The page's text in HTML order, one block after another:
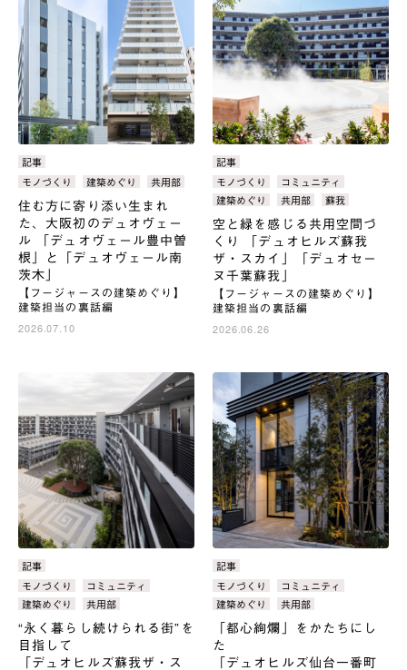
カ
テ
ゴ
リ：
記事
タ
モノづくり 建築めぐり 共用部
住む方に寄り添い生まれ
た、大阪初のデュオヴェー
ル 「デュオヴェール豊中曽
根」と「デュオヴェール南
茨木」
【フージャースの建築めぐり】
建築担当の裏話編
2026.07.10
カ
テ
ゴ
リ：
記事
タ
グ：
モノづくり
コミュニティ
建築めぐり
共用部 蘇我
空と緑を感じる共用空間づ
くり 「デュオヒルズ蘇我
ザ・スカイ」「デュオセー
ヌ千葉蘇我」
【フージャースの建築めぐり】
建築担当の裏話編
2026.06.26
カ
テ
ゴ
リ：
記事
タ
グ：
モノづくり
コミュニティ
建築めぐり
共用部
“永く暮らし続けられる街”を
目指して
「デュオヒルズ蘇我ザ・ス
カ
テ
ゴ
リ：
記事
タ
グ：
モノづくり
コミュニティ
建築めぐり
共用部
「都心絢爛」をかたちにし
た
「デュオヒルズ仙台一番町